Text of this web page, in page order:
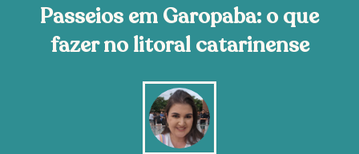
Passeios em Garopaba: o que
fazer no litoral catarinense